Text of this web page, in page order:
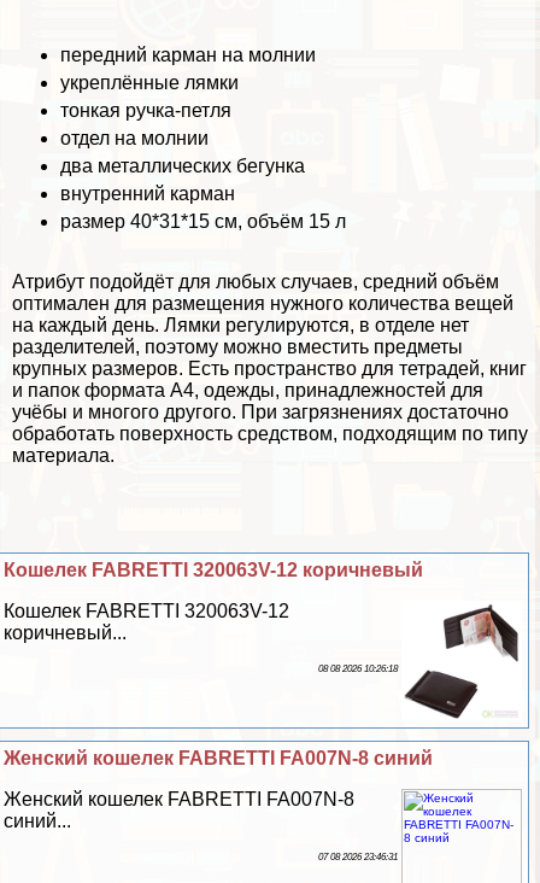
передний карман на молнии
укреплённые лямки
тонкая ручка-петля
отдел на молнии
два металлических бегунка
внутренний карман
размер 40*31*15 см, объём 15 л
Атрибут подойдёт для любых случаев, средний объём
оптимален для размещения нужного количества вещей
на каждый день. Лямки регулируются, в отделе нет
разделителей, поэтому можно вместить предметы
крупных размеров. Есть прострaнcтво для тетрадей, книг
и папок формата А4, одежды, принадлежностей для
учёбы и многого другого. При загрязнениях достаточно
обработать поверхность средством, подходящим по типу
материала.
Кошелек FABRETTI 320063V-12 коричневый
Кошелек FABRETTI 320063V-12
коричневый...
08 08 2026 10:26:18
Женский кошелек FABRETTI FA007N-8 синий
Женский кошелек FABRETTI FA007N-8
синий...
07 08 2026 23:46:31